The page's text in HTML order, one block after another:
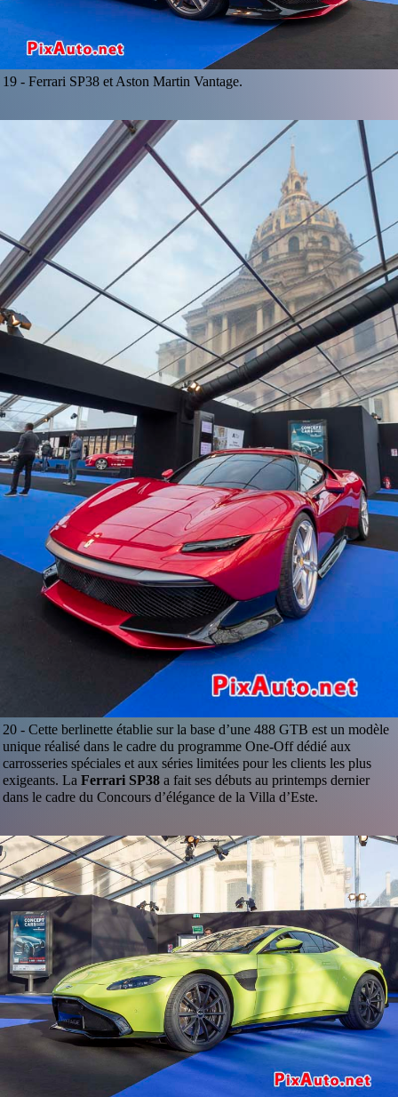
19 -Ferrari SP38 et Aston Martin Vantage.
20 -Cette berlinette établie sur la base d’une 488 GTB est un modèle
unique réalisé dans le cadre du programme One-Off dédié aux
carrosseries spéciales et aux séries limitées pour les clients les plus
exigeants. LaFerrari SP38 a fait ses débuts au printemps dernier
dans le cadre du Concours d’élégance de la Villa d’Este.